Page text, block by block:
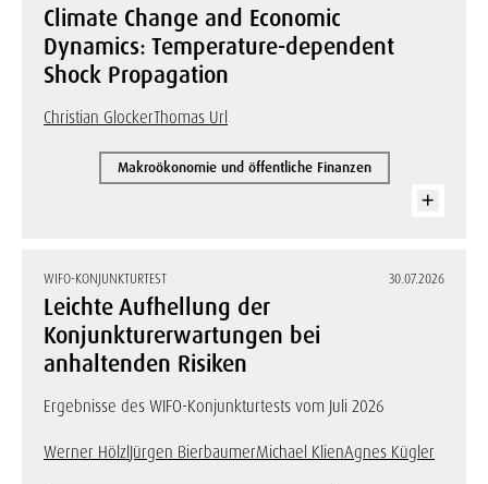
Climate Change and Economic
Dynamics: Temperature-dependent
Shock Propagation
Christian GlockerThomas Url
Makroökonomie und öffentliche Finanzen
WIFO-KONJUNKTURTEST 30.07.2026
Leichte Aufhellung der
Konjunkturerwartungen bei
anhaltenden Risiken
Ergebnisse des WIFO-Konjunkturtests vom Juli 2026
Werner HölzlJürgen BierbaumerMichael KlienAgnes Kügler